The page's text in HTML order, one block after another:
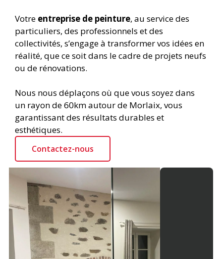
Votre entreprise de peinture, au service des
particuliers, des professionnels et des
collectivités, s’engage à transformer vos idées en
réalité, que ce soit dans le cadre de projets neufs
ou de rénovations.
Nous nous déplaçons où que vous soyez dans
un rayon de 60km autour de Morlaix, vous
garantissant des résultats durables et
esthétiques.
Contactez-nous